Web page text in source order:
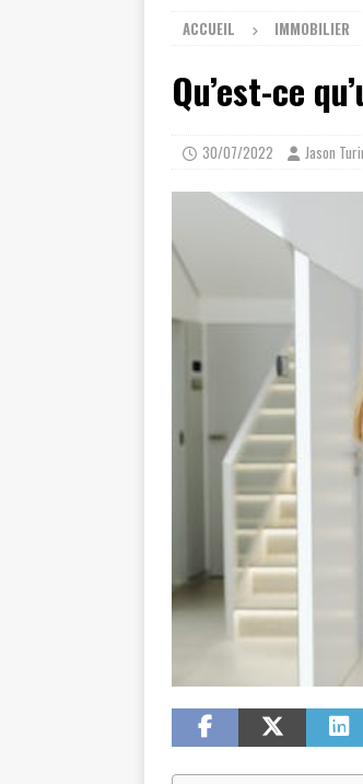
ACCUEIL IMMOBILIER
Qu’est-ce
30/07/2022 Jason